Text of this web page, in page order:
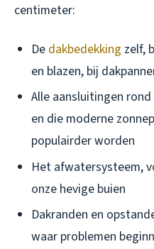
centimeter:
De dakbedekking zelf,
en blazen, bij
Alle aansluitingen
en die moderne
populairder worden
Het afwatersysteem,
onze hevige buien
Dakranden en
waar problemen